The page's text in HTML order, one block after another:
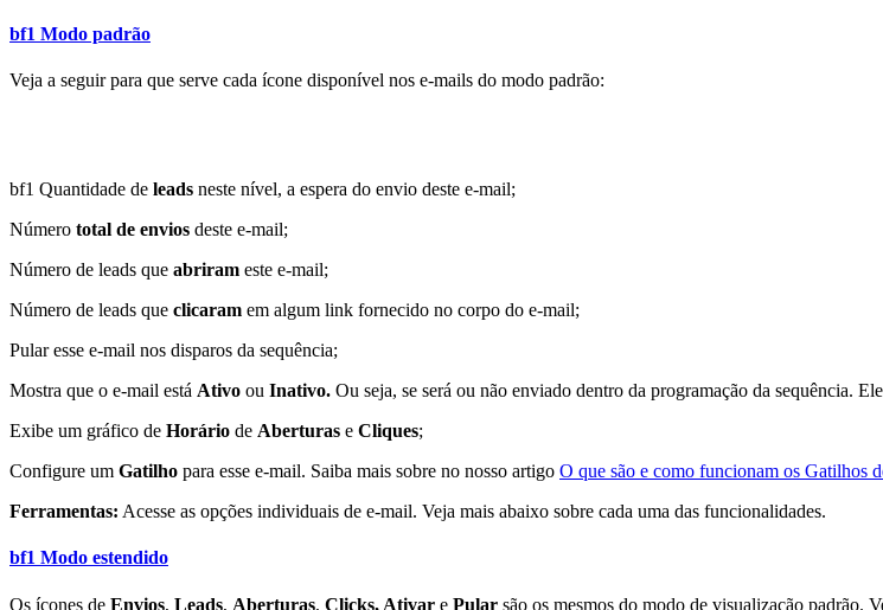
bf1 Modo padrão
Veja a seguir para que serve cada ícone disponível nos e-mails do modo padrão:
bf1 Quantidade de leads neste nível, a espera do envio deste e-mail;
Número total de envios deste e-mail;
Número de leads que abriram este e-mail;
Número de leads que clicaram em algum link fornecido no corpo do e-mail;
Pular esse e-mail nos disparos da sequência;
Mostra que o e-mail está Ativo ou Inativo. Ou seja, se será ou não enviado dentro da programação da sequência.
Exibe um gráfico de Horário de Aberturas e Cliques;
Configure um Gatilho para esse e-mail. Saiba mais sobre no nosso artigo O que são e como funcionam os Gatilhos
Ferramentas: Acesse as opções individuais de e-mail. Veja mais abaixo sobre cada uma das funcionalidades.
bf1 Modo estendido
Os ícones de Envios, Leads, Aberturas, Clicks, Ativar e Pular são os mesmos do modo de visualização padrão.